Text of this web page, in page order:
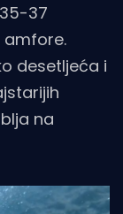
37
amfore.
desetljeća i
na